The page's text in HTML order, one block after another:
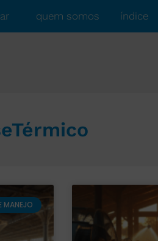
quem somos índice
MANEJO